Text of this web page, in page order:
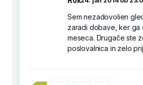
Sem nezadovolien
zaradi dobave, ker ga
meseca. Drugače ste
poslovalnica in zelo